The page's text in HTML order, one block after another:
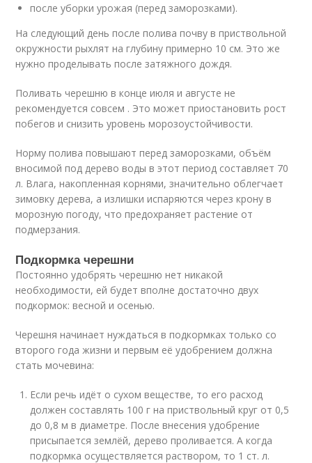
после уборки урожая (перед заморозками).
На следующий день после полива почву в приствольной
окружности рыхлят на глубину примерно 10 см. Это же
нужно проделывать после затяжного дождя.
Поливать черешню в конце июля и августе не
рекомендуется совсем . Это может приостановить рост
побегов и снизить уровень морозоустойчивости.
Норму полива повышают перед заморозками, объём
вносимой под дерево воды в этот период составляет 70
л. Влага, накопленная корнями, значительно облегчает
зимовку дерева, а излишки испаряются через крону в
морозную погоду, что предохраняет растение от
подмерзания.
Подкормка черешни
Постоянно удобрять черешню нет никакой
необходимости, ей будет вполне достаточно двух
подкормок: весной и осенью.
Черешня начинает нуждаться в подкормках только со
второго года жизни и первым её удобрением должна
стать мочевина:
Если речь идёт о сухом веществе, то его расход
должен составлять 100 г на приствольный круг от 0,5
до 0,8 м в диаметре. После внесения удобрение
присыпается землёй, дерево проливается. А когда
подкормка осуществляется раствором, то 1 ст. л.